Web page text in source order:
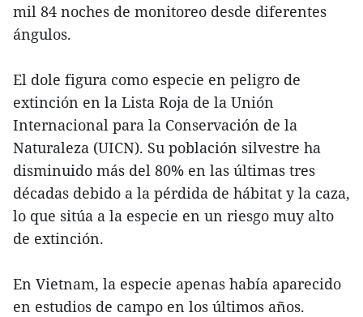
mil 84 noches de monitoreo desde diferentes
ángulos.
El dole figura como especie en peligro de
extinción en la Lista Roja de la Unión
Internacional para la Conservación de la
Naturaleza (UICN). Su población silvestre ha
disminuido más del 80% en las últimas tres
décadas debido a la pérdida de hábitat y la caza,
lo que sitúa a la especie en un riesgo muy alto
de extinción.
En Vietnam, la especie apenas había aparecido
en estudios de campo en los últimos años.